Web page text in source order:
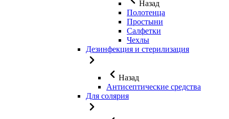
Назад
Полотенца
Простыни
Салфетки
Чехлы
Дезинфекция и стерилизация
Назад
Антисептические средства
Для солярия